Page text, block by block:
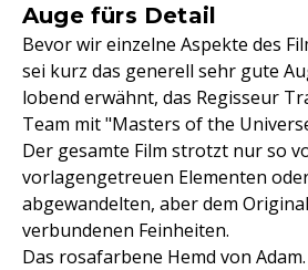
Auge fürs Detail
Bevor wir einzelne Aspekte des
sei kurz das generell sehr gute
lobend erwähnt, das Regisseur
Team mit "Masters of the
Der gesamte Film strotzt nur so
vorlagengetreuen Elementen
abgewandelten, aber dem
verbundenen Feinheiten.
Das rosafarbene Hemd von